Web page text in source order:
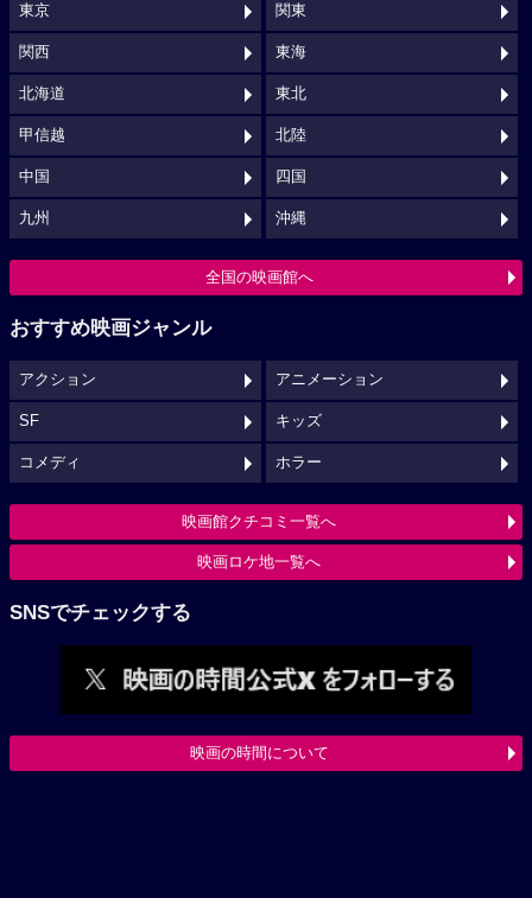
東京 関東
関西 東海
北海道 東北
甲信越 北陸
中国 四国
九州 沖縄
全国の映画館へ
おすすめ映画ジャンル
アクション アニメーション
SF キッズ
コメディ ホラー
映画館クチコミ一覧へ
映画ロケ地一覧へ
SNSでチェックする
映画の時間について